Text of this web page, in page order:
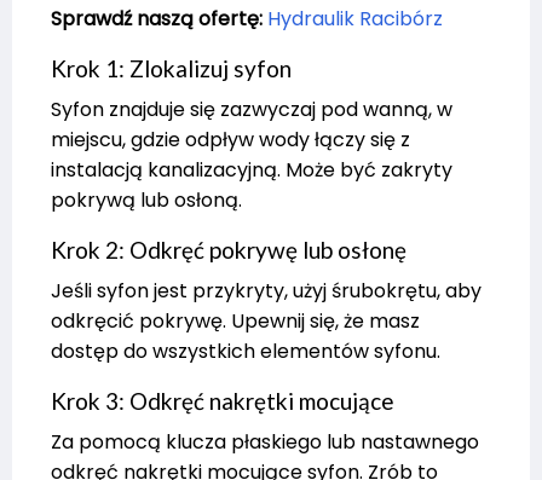
Sprawdź naszą ofertę: Hydraulik Racibórz
Krok 1: Zlokalizuj syfon
Syfon znajduje się zazwyczaj pod wanną, w
miejscu, gdzie odpływ wody łączy się z
instalacją kanalizacyjną. Może być zakryty
pokrywą lub osłoną.
Krok 2: Odkręć pokrywę lub osłonę
Jeśli syfon jest przykryty, użyj śrubokrętu, aby
odkręcić pokrywę. Upewnij się, że masz
dostęp do wszystkich elementów syfonu.
Krok 3: Odkręć nakrętki mocujące
Za pomocą klucza płaskiego lub nastawnego
odkręć nakrętki mocujące syfon. Zrób to